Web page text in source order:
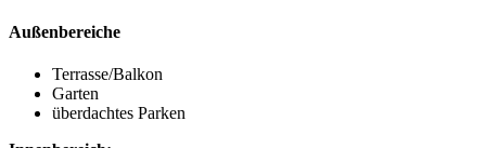
Außenbereiche
Terrasse/Balkon
Garten
überdachtes Parken